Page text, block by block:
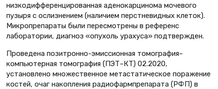
низкодифференцированная аденокарцинома мочевого
пузыря с ослизнением (наличием перстневидных клеток).
Микропрепараты были пересмотрены в референс
лаборатории, диагноз «опухоль урахуса» подтвержден.
Проведена позитронно-эмиссионная томография–
компьютерная томография (ПЭТ–КТ) 02.2020,
установлено множественное метастатическое поражение
костей, очаг накопления радиофармпрепарата (РФП) в